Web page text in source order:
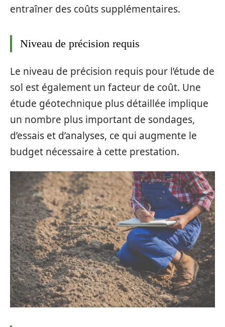
entraîner des coûts supplémentaires.
Niveau de précision requis
Le niveau de précision requis pour l’étude de
sol est également un facteur de coût. Une
étude géotechnique plus détaillée implique
un nombre plus important de sondages,
d’essais et d’analyses, ce qui augmente le
budget nécessaire à cette prestation.